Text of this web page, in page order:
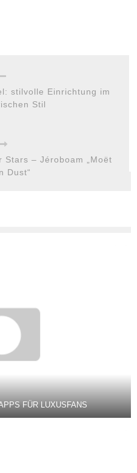
stilvolle Einrichtung im
Stil
Stars – Jéroboam „Moët
Dust“
FÜR LUXUSFANS